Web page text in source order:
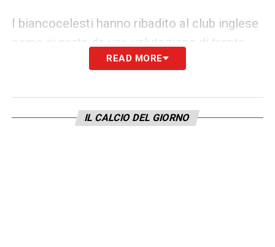
I biancocelesti hanno ribadito al club inglese
come si parta da una valutazione di trenta
milioni più bonus eventuali. Gli inglesi si sono
conTareche ha già
bloccatoKosticindipendentemente
READ MORE
IL CALCIO DEL GIORNO